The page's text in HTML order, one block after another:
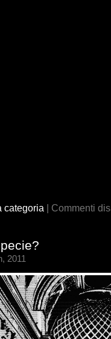
categoria | Commenti
2011